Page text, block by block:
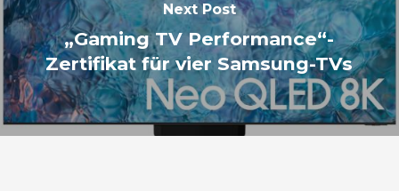
Next Post
„Gaming TV Performance“-
Zertifikat für vier Samsung-TVs